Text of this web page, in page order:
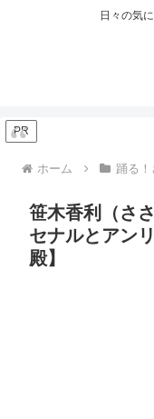
日々の気
PR
ホーム 踊る
笹木香利（さ
セナルとアン
殿】